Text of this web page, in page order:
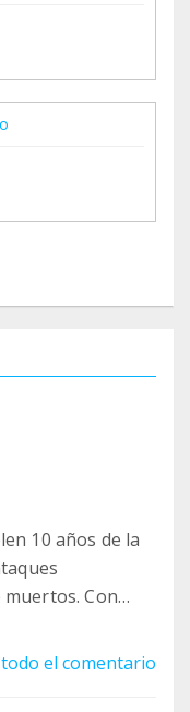
10 años de la
Con
el Comité
visibilizando
el comentario